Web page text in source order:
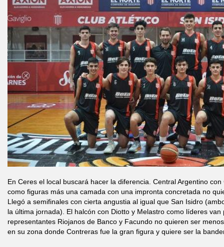
En Ceres el local buscará hacer la diferencia. Central Argentino
como figuras más una camada con una impronta concretada no
Llegó a semifinales con cierta angustia al igual que San Isidro
la última jornada). El halcón con Diotto y Melastro como líderes van
representantes Riojanos de Banco y Facundo no quieren ser
en su zona donde Contreras fue la gran figura y quiere ser la